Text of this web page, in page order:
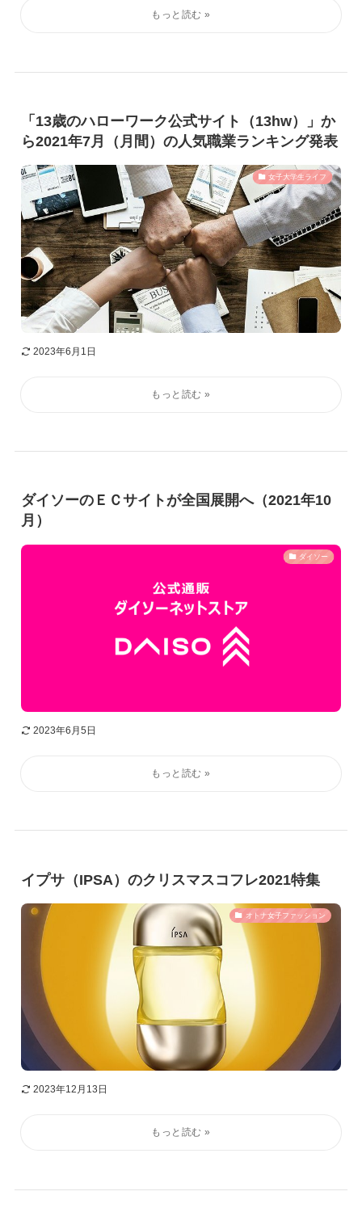
「13歳のハローワーク公式サイト（13hw）」か
ら2021年7月（月間）の人気職業ランキング発表
女子大学生ライフ
2023年6月1日
ダイソーのＥＣサイトが全国展開へ（2021年10
月）
ダイソー
2023年6月5日
イプサ（IPSA）のクリスマスコフレ2021特集
オトナ女子ファッション
2023年12月13日